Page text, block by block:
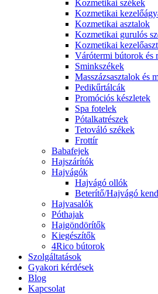
Kozmetikai székek
Kozmetikai
Kozmetikai asztalok
Kozmetikai gurulós
Kozmetikai
Várótermi bútorok és
Sminkszékek
Masszázsasztalok és
Pedikűrtálcák
Promóciós készletek
Spa fotelek
Pótalkatrészek
Tetováló székek
Frottír
Babafejek
Hajszárítók
Hajvágók
Hajvágó ollók
Beterítő/Hajvágó
Hajvasalók
Póthajak
Hajgöndörítők
Kiegészítők
4Rico bútorok
Szolgáltatások
Gyakori kérdések
Blog
Kapcsolat